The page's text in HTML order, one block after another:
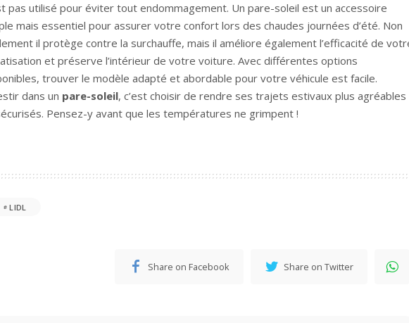
pas utilisé pour éviter tout endommagement. Un pare-soleil est un accessoire
mais essentiel pour assurer votre confort lors des chaudes journées d’été. Non
il protège contre la surchauffe, mais il améliore également l’efficacité de
et préserve l’intérieur de votre voiture. Avec différentes options
trouver le modèle adapté et abordable pour votre véhicule est facile.
dans un pare-soleil, c’est choisir de rendre ses trajets estivaux plus agréables
Pensez-y avant que les températures ne grimpent !
LIDL
Share on Facebook Share on Twitter